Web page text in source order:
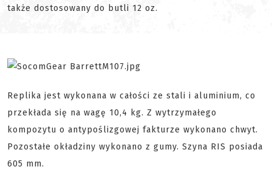
także dostosowany do butli 12 oz.
Replika jest wykonana w całości ze stali i aluminium, co
przekłada się na wagę 10,4 kg. Z wytrzymałego
kompozytu o antypoślizgowej fakturze wykonano chwyt.
Pozostałe okładziny wykonano z gumy. Szyna RIS posiada
605 mm.